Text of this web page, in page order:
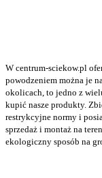
W centrum-sciekow.pl
powodzeniem można je
okolicach, to jedno z
kupić nasze produkty.
restrykcyjne normy i
sprzedaż i montaż na
ekologiczny sposób na